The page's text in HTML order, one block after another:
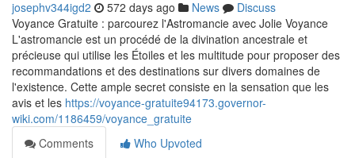
josephv344igd2 572 days ago News
Discuss
Voyance Gratuite : parcourez l'Astromancie avec Jolie Voyance
L'astromancie est un procédé de la divination ancestrale et
précieuse qui utilise les Étoiles et les multitude pour proposer des
recommandations et des destinations sur divers domaines de
l'existence. Cette ample secret consiste en la sensation que les
avis et les https://voyance-gratuite94173.governor-
wiki.com/1186459/voyance_gratuite
Comments
Who Upvoted